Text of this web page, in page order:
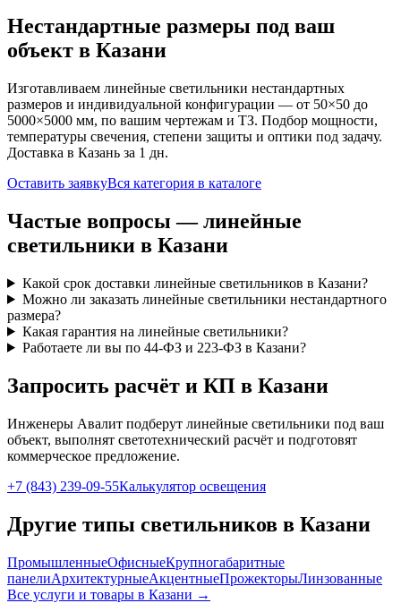
Нестандартные размеры под ваш
объект в Казани
Изготавливаем линейные светильники нестандартных
размеров и индивидуальной конфигурации — от 50×50 до
5000×5000 мм, по вашим чертежам и ТЗ. Подбор мощности,
температуры свечения, степени защиты и оптики под задачу.
Доставка в Казань за 1 дн.
Оставить заявкуВся категория в каталоге
Частые вопросы —линейные
светильники в Казани
Какой срок доставки линейные светильников в Казани?
Можно ли заказать линейные светильники нестандартного
размера?
Какая гарантия на линейные светильники?
Работаете ли вы по 44-ФЗ и 223-ФЗ в Казани?
Запросить расчёт и КП в Казани
Инженеры Авалит подберут линейные светильники под ваш
объект, выполнят светотехнический расчёт и подготовят
коммерческое предложение.
+7 (843) 239-09-55Калькулятор освещения
Другие типы светильников в Казани
ПромышленныеОфисныеКрупногабаритные
панелиАрхитектурныеАкцентныеПрожекторыЛинзованные
Все услуги и товары в Казани →